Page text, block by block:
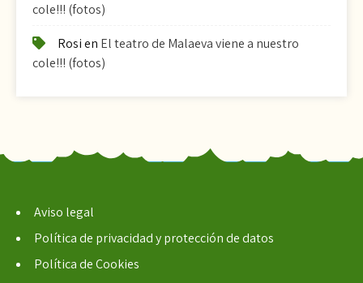
cole!!! (fotos)
Rosien El teatro de Malaeva viene a nuestro
cole!!! (fotos)
Aviso legal
Política de privacidad y protección de datos
Política de Cookies